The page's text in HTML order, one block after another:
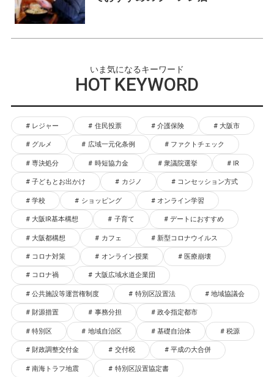
いま気になるキーワード
HOT KEYWORD
レジャー 住民投票 介護保険 大阪市
グルメ 広域一元化条例 ファクトチェック
専決処分 時短協力金 衆議院選挙 IR
子どもとお出かけ カジノ コンセッション方式
学校 ショッピング オンライン学習
大阪IR基本構想 子育て デートにおすすめ
大阪都構想 カフェ 新型コロナウイルス
コロナ対策 オンライン授業 医療崩壊
コロナ禍 大阪広域水道企業団
公共施設等運営権制度 特別区設置法 地域協議会
財源措置 事務分担 政令指定都市
特別区 地域自治区 基礎自治体 税源
財政調整交付金 交付税 平成の大合併
南海トラフ地震 特別区設置協定書